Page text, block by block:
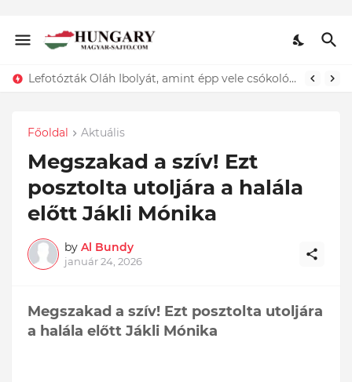
Lefotózták Oláh Ibolyát, amint épp vele csókolózik - EZT nem hiszed el, kinek a karjában kötött ki...ÍME
Főoldal Aktuális
Megszakad a szív! Ezt
posztolta utoljára a halála
előtt Jákli Mónika
by Al Bundy
január 24, 2026
Megszakad a szív! Ezt posztolta utoljára
a halála előtt Jákli Mónika